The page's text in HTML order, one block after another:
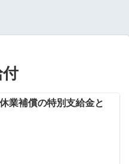
業補償の特別支給金と